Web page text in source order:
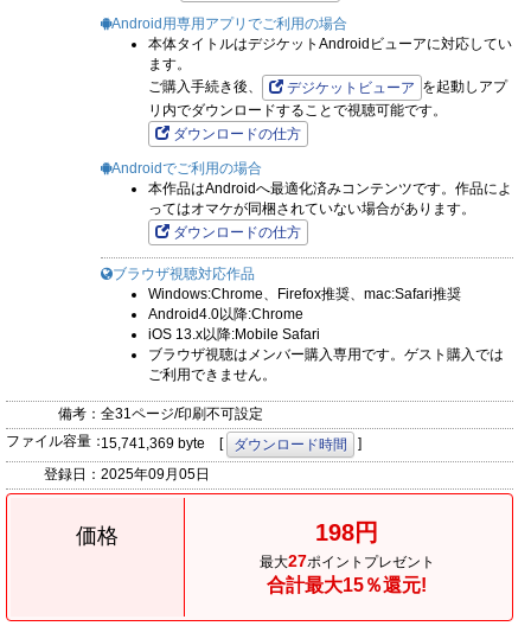
Android用専用アプリでご利用の場合
本体タイトルはデジケットAndroidビューアに対応してい
ます。
ご購入手続き後、
デジケットビューア を起動しアプ
リ内でダウンロードすることで視聴可能です。
ダウンロードの仕方
Androidでご利用の場合
本作品はAndroidへ最適化済みコンテンツです。作品によ
ってはオマケが同梱されていない場合があります。
ダウンロードの仕方
ブラウザ視聴対応作品
Windows:Chrome、Firefox推奨、mac:Safari推奨
Android4.0以降:Chrome
iOS 13.x以降:Mobile Safari
ブラウザ視聴はメンバー購入専用です。ゲスト購入では
ご利用できません。
備考： 全31ページ/印刷不可設定
ファイル容量：15,741,369 byte [ ダウンロード時間
]
登録日： 2025年09月05日
価格 198円
最大27ポイントプレゼント
合計最大15％還元!